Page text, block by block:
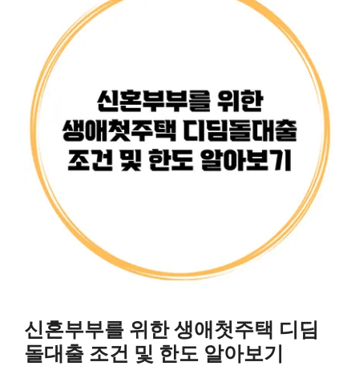
신혼부부를 위한 생애첫주택 디딤
돌대출 조건 및 한도 알아보기